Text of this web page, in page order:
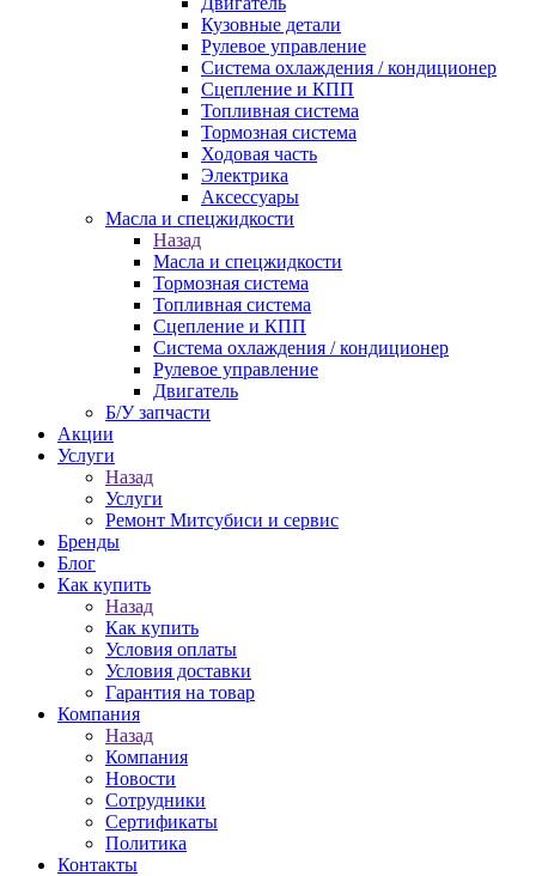
Кузовные детали
Рулевое управление
Система охлаждения / кондиционер
Сцепление и КПП
Топливная система
Тормозная система
Ходовая часть
Электрика
Аксессуары
Масла и спецжидкости
Назад
Масла и спецжидкости
Тормозная система
Топливная система
Сцепление и КПП
Система охлаждения / кондиционер
Рулевое управление
Двигатель
Б/У запчасти
Акции
Услуги
Назад
Услуги
Ремонт Митсубиси и сервис
Бренды
Блог
Как купить
Назад
Как купить
Условия оплаты
Условия доставки
Гарантия на товар
Компания
Назад
Компания
Новости
Сотрудники
Сертификаты
Политика
Контакты